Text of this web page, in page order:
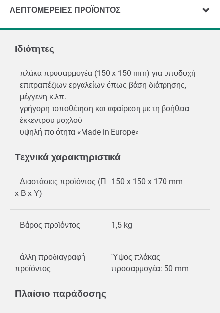
ΛΕΠΤΟΜΈΡΕΙΕΣ ΠΡΟΪΌΝΤΟΣ
Ιδιότητες
πλάκα προσαρμογέα (150 x 150 mm) για υποδοχή
επιτραπέζιων εργαλείων όπως βάση διάτρησης,
μέγγενη κ.λπ.
γρήγορη τοποθέτηση και αφαίρεση με τη βοήθεια
έκκεντρου μοχλού
υψηλή ποιότητα «Made in Europe»
Τεχνικά χαρακτηριστικά
Διαστάσεις προϊόντος (Π
x Β x Υ)
150 x 150 x 170 mm
Βάρος προϊόντος 1,5 kg
άλλη προδιαγραφή
προϊόντος
Ύψος πλάκας
προσαρμογέα: 50 mm
Πλαίσιο παράδοσης